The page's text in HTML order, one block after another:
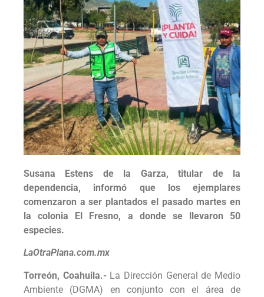
Susana Estens de la Garza, titular de la
dependencia, informó que los ejemplares
comenzaron a ser plantados el pasado martes en
la colonia El Fresno, a donde se llevaron 50
especies.
LaOtraPlana.com.mx
Torreón, Coahuila.- La Dirección General de Medio
Ambiente (DGMA) en conjunto con el área de